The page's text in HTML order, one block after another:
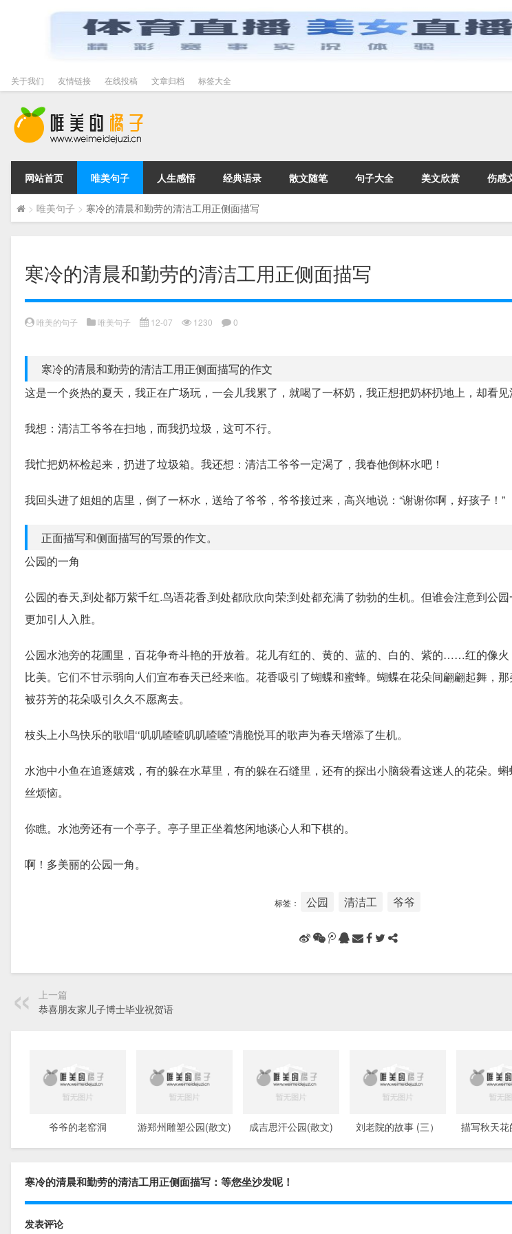
关于我们 友情链接 在线投稿 文章归档 标签大全
网站首页 唯美句子 人生感悟 经典语录 散文随笔 句子大全 美文欣赏 伤感
> 唯美句子 > 寒冷的清晨和勤劳的清洁工用正侧面描写
寒冷的清晨和勤劳的清洁工用正侧面描写
唯美的句子 唯美句子 12-07 1230 0
寒冷的清晨和勤劳的清洁工用正侧面描写的作文
这是一个炎热的夏天，我正在广场玩，一会儿我累了，就喝了一杯奶，我正想把奶杯扔地上，却看见
我想：清洁工爷爷在扫地，而我扔垃圾，这可不行。
我忙把奶杯检起来，扔进了垃圾箱。我还想：清洁工爷爷一定渴了，我春他倒杯水吧！
我回头进了姐姐的店里，倒了一杯水，送给了爷爷，爷爷接过来，高兴地说：“谢谢你啊，好孩子！”
正面描写和侧面描写的写景的作文。
公园的一角
公园的春天,到处都万紫千红.鸟语花香,到处都欣欣向荣;到处都充满了勃勃的生机。但谁会注意到公
更加引人入胜。
公园水池旁的花圃里，百花争奇斗艳的开放着。花儿有红的、黄的、蓝的、白的、紫的……红的像
比美。它们不甘示弱向人们宣布春天已经来临。花香吸引了蝴蝶和蜜蜂。蝴蝶在花朵间翩翩起舞，
被芬芳的花朵吸引久久不愿离去。
枝头上小鸟快乐的歌唱‘‘叽叽喳喳叽叽喳喳”清脆悦耳的歌声为春天增添了生机。
水池中小鱼在追逐嬉戏，有的躲在水草里，有的躲在石缝里，还有的探出小脑袋看这迷人的花朵。
丝烦恼。
你瞧。水池旁还有一个亭子。亭子里正坐着悠闲地谈心人和下棋的。
啊！多美丽的公园一角。
标签： 公园 清洁工 爷爷
上一篇
恭喜朋友家儿子博士毕业祝贺语
爷爷的老窑洞 游郑州雕塑公园(散文) 成吉思汗公园(散文) 刘老院的故事 (三） 描写秋天
寒冷的清晨和勤劳的清洁工用正侧面描写：等您坐沙发呢！
发表评论